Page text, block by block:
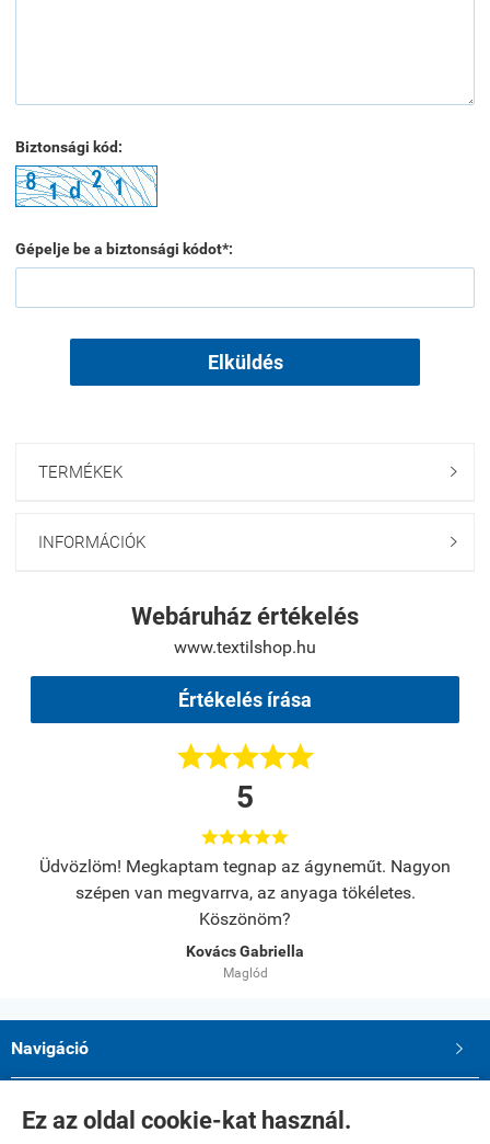
Ez az oldal cookie-kat használ.
Biztonsági kód:
Gépelje be a biztonsági kódot*:
Elküldés
TERMÉKEK 
INFORMÁCIÓK 
Webáruház értékelés
www.textilshop.hu
Értékelés írása

5

Üdvözlöm! Megkaptam tegnap az ágyneműt. Nagyon
szépen van megvarrva, az anyaga tökéletes.
Köszönöm?
Kovács Gabriella
Maglód
Navigáció 
Saját fiók